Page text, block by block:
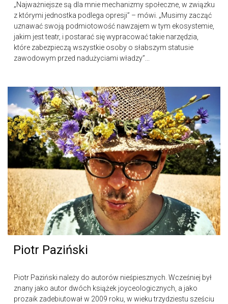
„Najważniejsze są dla mnie mechanizmy społeczne, w związku
z którymi jednostka podlega opresji” – mówi. „Musimy zacząć
uznawać swoją podmiotowość nawzajem w tym ekosystemie,
jakim jest teatr, i postarać się wypracować takie narzędzia,
które zabezpieczą wszystkie osoby o słabszym statusie
zawodowym przed nadużyciami władzy”...
Piotr Paziński
Piotr Paziński należy do autorów nieśpiesznych. Wcześniej był
znany jako autor dwóch książek joyceologicznych, a jako
prozaik zadebiutował w 2009 roku, w wieku trzydziestu sześciu